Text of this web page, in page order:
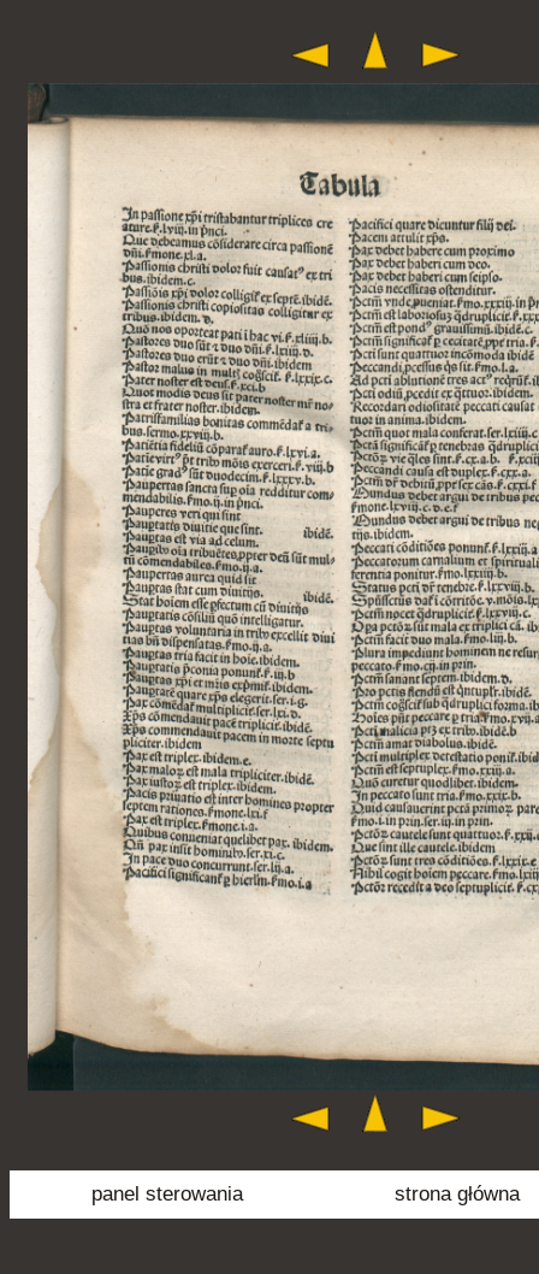
panel sterowania strona główna